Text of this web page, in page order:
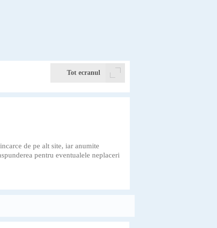
Tot ecranul
de pe alt site, iar anumite
pentru eventualele neplaceri